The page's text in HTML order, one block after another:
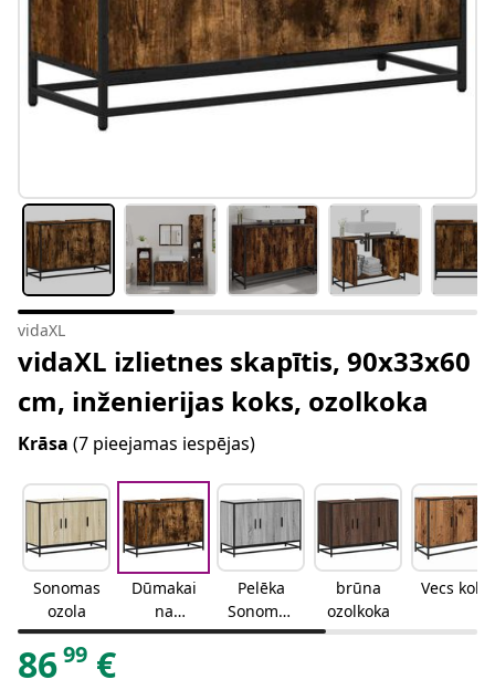
vidaXL
vidaXL izlietnes skapītis, 90x33x60
cm, inženierijas koks, ozolkoka
Krāsa (7 pieejamas iespējas)
Sonomas
ozola
Dūmakai
na
ozolkoka
Pelēka
Sonomas
ozola
brūna
ozolkoka
Vecs koks
8699 €